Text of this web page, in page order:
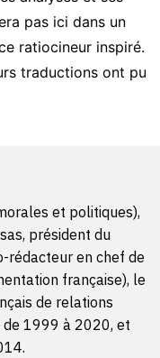
pas ici dans un
ratiocineur inspiré.
traductions ont pu
et politiques),
président du
rédacteur en chef de
française), le
de relations
de 1999 à 2020, et